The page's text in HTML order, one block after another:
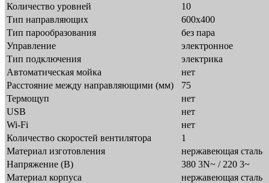
Количество уровней
10
Тип направляющих
600х400
Тип парообразования
без пара
Управление
электронное
Тип подключения
электрика
Автоматическая мойка
нет
Расстояние между направляющими (мм)
75
Термощуп
нет
USB
нет
Wi-Fi
нет
Количество скоростей вентилятора
1
Материал изготовления
нержавеющая сталь
Напряжение (В)
380 3N~ / 220 3~
Материал корпуса
нержавеющая сталь